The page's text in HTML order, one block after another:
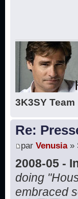
3K3SY Team
Re:
par Venusia»
2008-05 -
doing
embraced